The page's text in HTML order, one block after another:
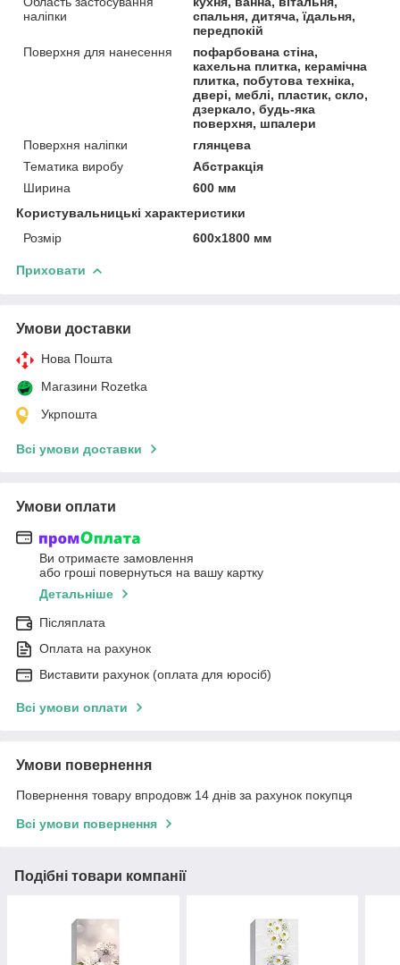
наліпки
спальня, дитяча, їдальня,
передпокій
Поверхня для нанесення
пофарбована стіна,
кахельна плитка, керамічна
плитка, побутова техніка,
двері, меблі, пластик, скло,
дзеркало, будь-яка
поверхня, шпалери
Поверхня наліпки
глянцева
Тематика виробу
Абстракція
Ширина
600 мм
Користувальницькі характеристики
Розмір
600х1800 мм
Приховати
Умови доставки
Нова Пошта
Магазини Rozetka
Укрпошта
Всі умови доставки
Умови оплати
Ви отримаєте замовлення
або гроші повернуться на вашу картку
Детальніше
Післяплата
Оплата на рахунок
Виставити рахунок (оплата для юросіб)
Всі умови оплати
Умови повернення
Повернення товару впродовж 14 днів за рахунок покупця
Всі умови повернення
Подібні товари компанії